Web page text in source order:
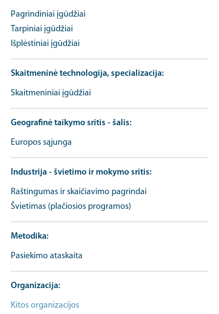
Pagrindiniai įgūdžiai
Tarpiniai įgūdžiai
Išplėstiniai įgūdžiai
Skaitmeninė technologija, specializacija
Skaitmeniniai įgūdžiai
Geografinė taikymo sritis - šalis
Europos sąjunga
Industrija - švietimo ir mokymo sritis
Raštingumas ir skaičiavimo pagrindai
Švietimas (plačiosios programos)
Metodika
Pasiekimo ataskaita
Organizacija
Kitos organizacijos